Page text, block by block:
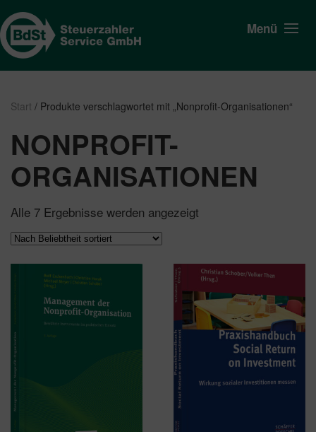
Menü
Start / Produkte verschlagwortet mit „Nonprofit-Organisationen“
NONPROFIT-
ORGANISATIONEN
Alle 7 Ergebnisse werden angezeigt